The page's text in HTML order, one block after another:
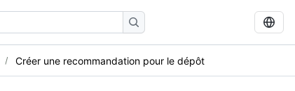
Créer une recommandation pour le dépôt